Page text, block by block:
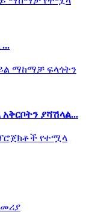
አቅርቦትን ያሻሽላል...